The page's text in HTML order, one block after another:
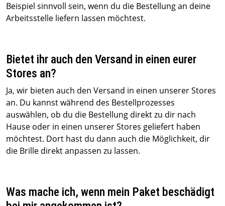
Beispiel sinnvoll sein, wenn du die Bestellung an deine
Arbeitsstelle liefern lassen möchtest.
Bietet ihr auch den Versand in einen eurer
Stores an?
Ja, wir bieten auch den Versand in einen unserer Stores
an. Du kannst während des Bestellprozesses
auswählen, ob du die Bestellung direkt zu dir nach
Hause oder in einen unserer Stores geliefert haben
möchtest. Dort hast du dann auch die Möglichkeit, dir
die Brille direkt anpassen zu lassen.
Was mache ich, wenn mein Paket beschädigt